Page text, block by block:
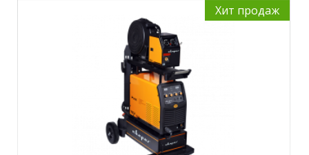
Хит продаж